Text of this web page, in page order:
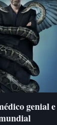
genial